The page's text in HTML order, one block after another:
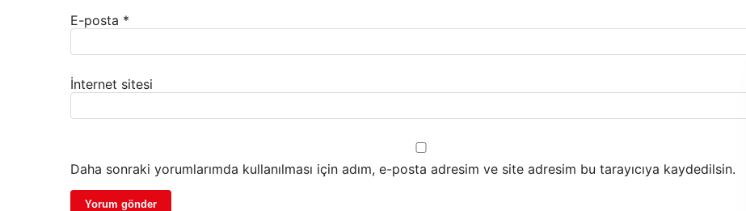
E-posta *
İnternet sitesi
Daha sonraki yorumlarımda kullanılması için adım, e-posta adresim ve site adresim bu tarayıcıya kaydedilsin.